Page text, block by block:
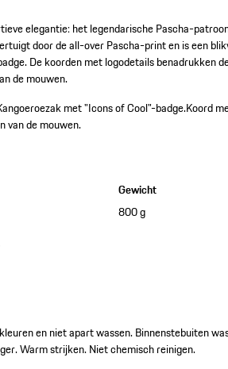
elegantie: het legendarische Pascha-
door de all-over Pascha-print en is een
De koorden met logodetails benadrukken
de mouwen.
met "Icons of Cool"-badge.Koord
van de mouwen.
Gewicht
800 g
en niet apart wassen. Binnenstebuiten
Warm strijken. Niet chemisch reinigen.